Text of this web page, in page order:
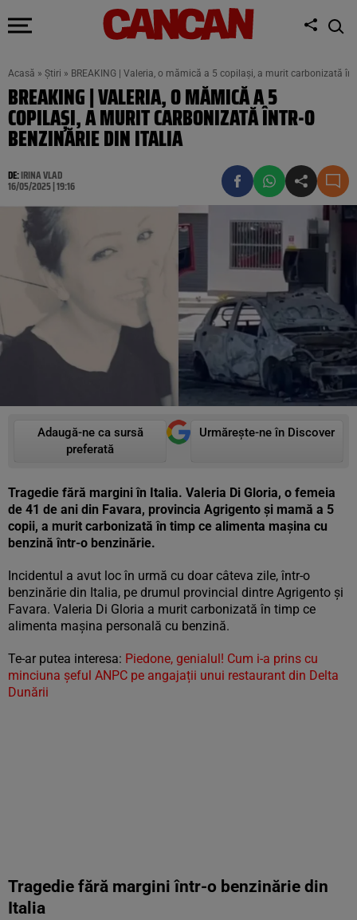
Acasă » Știri » BREAKING | Valeria, o mămică a 5 copilași, a murit carbonizată
BREAKING | VALERIA, O MĂMICĂ A 5
COPILAȘI, A MURIT CARBONIZATĂ ÎNTR-O
BENZINĂRIE DIN ITALIA
DE:IRINA VLAD
16/05/2025 | 19:16
Adaugă-ne ca sursă
preferată
Urmărește-ne în Discover
Tragedie fără margini în Italia. Valeria Di Gloria, o femeia
de 41 de ani din Favara, provincia Agrigento și mamă a 5
copii, a murit carbonizată în timp ce alimenta mașina cu
benzină într-o benzinărie.
Incidentul a avut loc în urmă cu doar câteva zile, într-o
benzinărie din Italia, pe drumul provincial dintre Agrigento și
Favara. Valeria Di Gloria a murit carbonizată în timp ce
alimenta mașina personală cu benzină.
Te-ar putea interesa: Piedone, genialul! Cum i-a prins cu
minciuna șeful ANPC pe angajații unui restaurant din Delta
Dunării
Tragedie fără margini într-o benzinărie din
Italia